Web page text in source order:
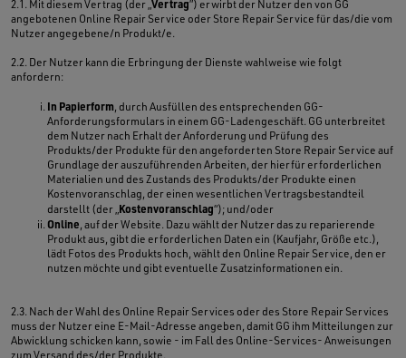
2.1. Mit diesem Vertrag (der „Vertrag”) erwirbt der Nutzer den von GG
angebotenen Online Repair Service oder Store Repair Service für das/die vom
Nutzer angegebene/n Produkt/e.
2.2. Der Nutzer kann die Erbringung der Dienste wahlweise wie folgt
anfordern:
In Papierform, durch Ausfüllen des entsprechenden GG-
Anforderungsformulars in einem GG-Ladengeschäft. GG unterbreitet
dem Nutzer nach Erhalt der Anforderung und Prüfung des
Produkts/der Produkte für den angeforderten Store Repair Service auf
Grundlage der auszuführenden Arbeiten, der hierfür erforderlichen
Materialien und des Zustands des Produkts/der Produkte einen
Kostenvoranschlag, der einen wesentlichen Vertragsbestandteil
darstellt (der „Kostenvoranschlag“); und/oder
Online, auf der Website. Dazu wählt der Nutzer das zu reparierende
Produkt aus, gibt die erforderlichen Daten ein (Kaufjahr, Größe etc.),
lädt Fotos des Produkts hoch, wählt den Online Repair Service, den er
nutzen möchte und gibt eventuelle Zusatzinformationen ein.
2.3. Nach der Wahl des Online Repair Services oder des Store Repair Services
muss der Nutzer eine E-Mail-Adresse angeben, damit GG ihm Mitteilungen zur
Abwicklung schicken kann, sowie - im Fall des Online-Services- Anweisungen
zum Versand des/der Produkte.